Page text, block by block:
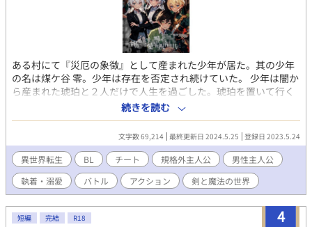
ある村にて『災厄の象徴』として産まれた少年が居た。其の少年
の名は煤ケ谷 零。少年は存在を否定され続けていた。 少年は闇か
ら産まれた琥珀と２人だけで人生を過ごした。琥珀を置いて行く
事に後悔と罪悪感を背負う。 未だに身体が幼い少年は存在意義の
確率が認識出来ない。幸せや愛を知る事無く恵まれずに命を終え
てしまった。 幸せや愛に執着する少年は神々により第２の人生を
授かる。時の彷徨い子と新たな命と共に転生させてくれた。 其処
には剣や魔法があり其れだけでは無く異性や同性等。結婚も何で
も有りな異世界だった。 新たな命と共に此処で幸せや愛を求め乍
のんびりと。快適生活していく話です。 ☒ 異性×同性あり☒ ＢＬ
×異世界 ☒ バトル×アクション ☒ 剣×魔法 ☒ ✽はＲ--１８要素
です
続きを読む
文字数 69,214 最終更新日 2024.5.25 登録日 2023.5.24
異世界転生 BL チート 規格外主人公
男性主人公
執着・溺愛
バトル アクション 剣と魔法の世界
4
短編 完結 R18